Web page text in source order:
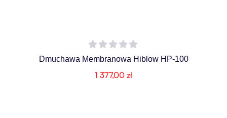
Dmuchawa Membranowa Hiblow HP-100
1 377,00 zł